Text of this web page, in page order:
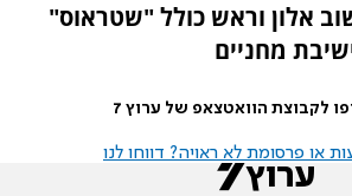
אלון וראש כולל "שטראוס"
מחניים
לקבוצת הוואטצאפ של ערוץ 7
או פרסומת לא ראויה? דווחו לנו